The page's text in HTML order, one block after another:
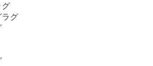
グ
ラグ